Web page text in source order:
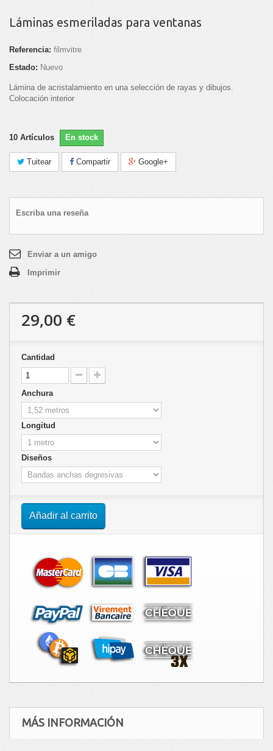
Láminas esmeriladas para ventanas
Referencia: filmvitre
Estado: Nuevo
Lámina de acristalamiento en una selección de rayas y dibujos.
Colocación interior
10 Artículos En stock
Tuitear Compartir Google+
Escriba una reseña
Enviar a un amigo
Imprimir
29,00 €
Cantidad
Anchura
Longitud
Diseños
Añadir al carrito
MÁS INFORMACIÓN